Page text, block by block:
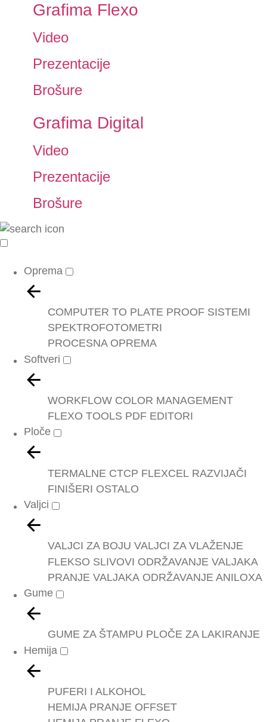
Grafima Flexo
Video
Prezentacije
Brošure
Grafima Digital
Video
Prezentacije
Brošure
Oprema
COMPUTER TO PLATE PROOF SISTEMI
SPEKTROFOTOMETRI
PROCESNA OPREMA
Softveri
WORKFLOW COLOR MANAGEMENT
FLEXO TOOLS PDF EDITORI
Ploče
TERMALNE CTCP FLEXCEL RAZVIJAČI
FINIŠERI OSTALO
Valjci
VALJCI ZA BOJU VALJCI ZA VLAŽENJE
FLEKSO SLIVOVI ODRŽAVANJE VALJAKA
PRANJE VALJAKA ODRŽAVANJE ANILOXA
Gume
GUME ZA ŠTAMPU PLOČE ZA LAKIRANJE
Hemija
PUFERI I ALKOHOL
HEMIJA PRANJE OFFSET